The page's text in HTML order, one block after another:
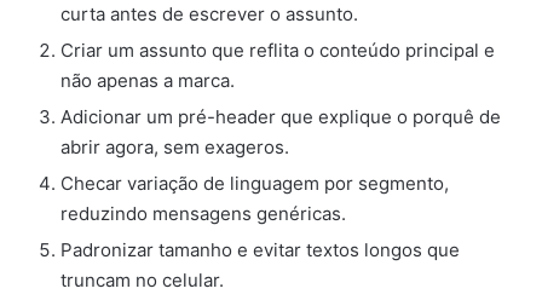
curta antes de escrever o assunto.
Criar um assunto que reflita o conteúdo principal e
não apenas a marca.
Adicionar um pré-header que explique o porquê de
abrir agora, sem exageros.
Checar variação de linguagem por segmento,
reduzindo mensagens genéricas.
Padronizar tamanho e evitar textos longos que
truncam no celular.